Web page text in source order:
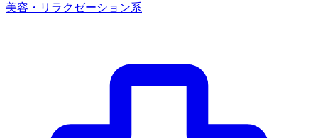
美容・リラクゼーション系